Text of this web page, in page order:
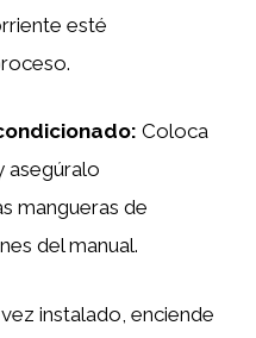
esté
: Coloca
asegúralo
mangueras de
del manual.
instalado, enciende